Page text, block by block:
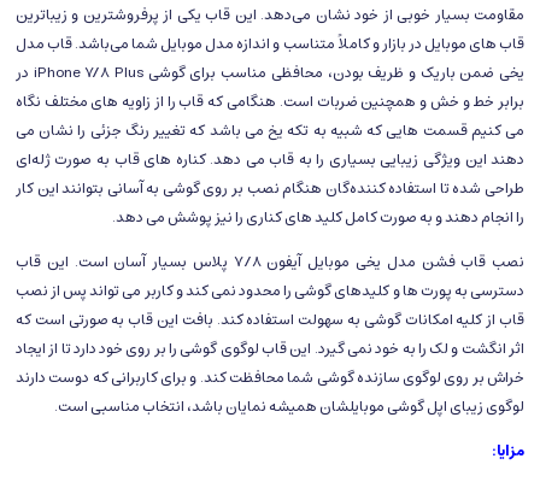
مقاومت بسیار خوبی از خود نشان می‌دهد. این قاب یکی از پرفروشترین و زیباترین
قاب های موبایل در بازار و کاملاً متناسب و اندازه مدل موبایل شما می‌باشد. قاب مدل
یخی ضمن باریک و ظریف بودن، محافظی مناسب برای گوشی iPhone 7/8 Plus در
برابر خط و خش و همچنین ضربات است. هنگامی که قاب را از زاویه های مختلف نگاه
می کنیم قسمت هایی که شبیه به تکه یخ می باشد که تغییر رنگ جزئی را نشان می
دهند این ویژگی زیبایی بسیاری را به قاب می دهد. کناره های قاب به صورت ژله‌ای
طراحی شده تا استفاده کننده‌گان هنگام نصب بر روی گوشی به آسانی بتوانند این کار
را انجام دهند و به صورت کامل کلید های کناری را نیز پوشش می دهد.
نصب قاب فشن مدل یخی موبایل آیفون 7/8 پلاس بسیار آسان است. این قاب
دسترسی به پورت ها و کلیدهای گوشی را محدود نمی کند و کاربر می تواند پس از نصب
قاب از کلیه امکانات گوشی به سهولت استفاده کند. بافت این قاب به صورتی است که
اثر انگشت و لک را به خود نمی گیرد. این قاب لوگوی گوشی را بر روی خود دارد تا از ایجاد
خراش بر روی لوگوی سازنده گوشی شما محافظت کند. و برای کاربرانی که دوست دارند
لوگوی زیبای اپل گوشی موبایلشان همیشه نمایان باشد، انتخاب مناسبی است.
مزایا: